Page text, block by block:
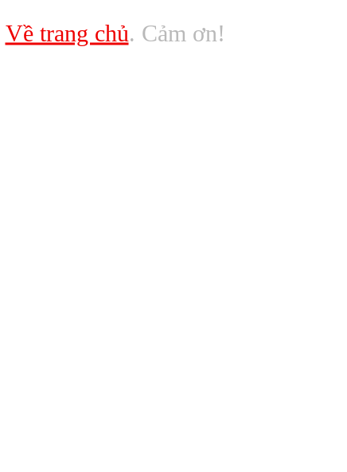
Về trang chủ. Cảm ơn!